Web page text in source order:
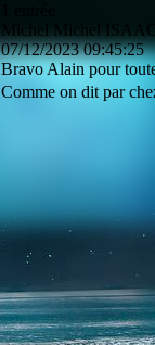
Michel Michel ISAAC
07/12/2023 09:45:25
Bravo Alain pour
Comme on dit par